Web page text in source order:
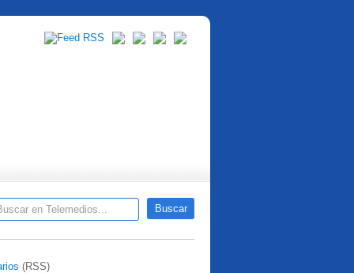
(RSS)